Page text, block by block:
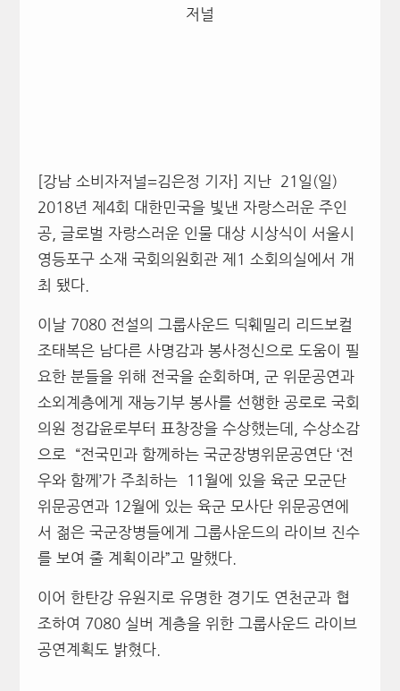
저널
[강남 소비자저널=김은정 기자] 지난 21일(일)
2018년 제 4회 대한민국을 빛낸 자랑스러운 주인
공, 글로벌 자랑스러운 인물 대상 시상식이
서울시
영등포구 소재 국회의원회관 제 1 소회의실에서 개
최 됐다.
이날7080 전설의 그룹사운드 딕훼밀리 리드보컬
조태복은 남다른 사명감과 봉사정신으로 도움이 필
요한 분들을 위해 전국을 순회하며, 군 위문공연과
소외계층에게 재능기부 봉사를 선행한 공로로 국회
의원 정갑윤로부터 표창장을 수상했는데, 수상소감
으로
“전국민과 함께하는 국군장병위문공연단 ‘전
우와 함께’가 주최하는
11 월에 있을 육군 모군단
위문공연과12월에 있는 육군 모사단 위문공연에
서 젊은 국군장병들에게 그룹사운드의 라이브 진수
를 보여 줄 계획이라”고 말했다.
이어 한탄강 유원지로 유명한 경기도 연천군과 협
조하여 7080 실버 계층을 위한 그룹사운드 라이브
공연계획도 밝혔다.